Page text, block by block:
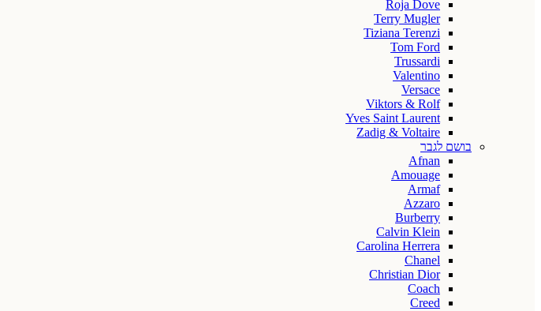
Roja Dove
Terry Mugler
Tiziana Terenzi
Tom Ford
Trussardi
Valentino
Versace
Viktors & Rolf
Yves Saint Laurent
Zadig & Voltaire
בושם לגבר
Afnan
Amouage
Armaf
Azzaro
Burberry
Calvin Klein
Carolina Herrera
Chanel
Christian Dior
Coach
Creed